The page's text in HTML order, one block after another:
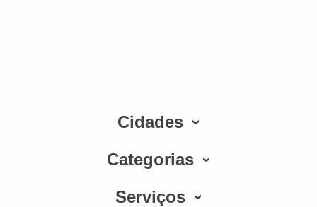
Cidades
Categorias
Serviços